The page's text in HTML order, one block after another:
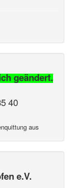
geändert.
40
aus
e.V.